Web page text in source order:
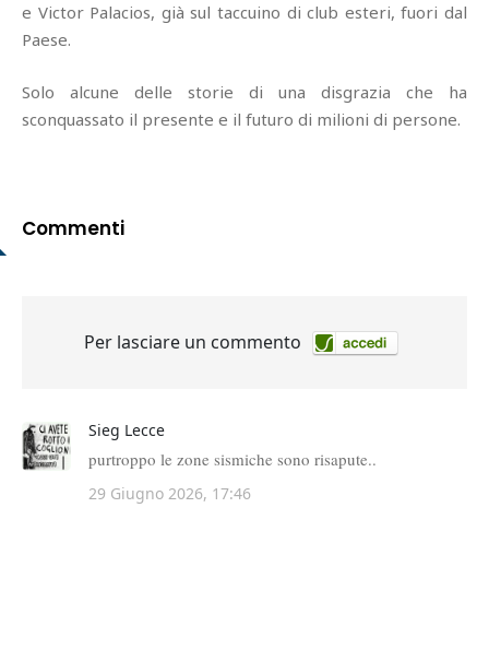
e Victor Palacios, già sul taccuino di club esteri, fuori dal
Paese.
Solo alcune delle storie di una disgrazia che ha
sconquassato il presente e il futuro di milioni di persone.
Commenti